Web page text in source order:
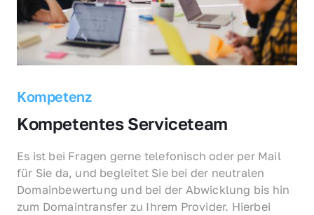
Kompetenz
Kompetentes Serviceteam
Es ist bei Fragen gerne telefonisch oder per Mail
für Sie da, und begleitet Sie bei der neutralen
Domainbewertung und bei der Abwicklung bis hin
zum Domaintransfer zu Ihrem Provider. Hierbei